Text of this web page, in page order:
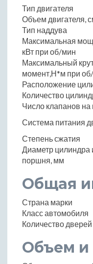
Тип двигателя
Объем двигателя,
Тип наддува
Максимальная
кВт при об/мин
Максимальный
момент,Н*м при
Расположение
Количество
Число клапанов
Система питания
Степень сжатия
Диаметр цилиндра
поршня, мм
Общая
Страна марки
Класс автомобиля
Количество дверей
Объем и